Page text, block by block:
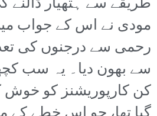
مودی نے اس کے جواب
رحمی سے درجنوں کی
سے بھون دیا۔ یہ سب
کن کارپوریشنز کو خوش